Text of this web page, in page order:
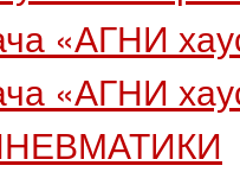
«АГНИ
«АГНИ